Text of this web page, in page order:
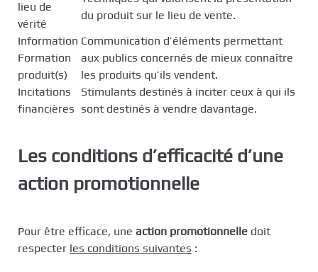
lieu de
vérité
du produit sur le lieu de vente.
Information
Formation
produit(s)
Communication d’éléments permettant
aux publics concernés de mieux connaître
les produits qu’ils vendent.
Incitations
financières
Stimulants destinés à inciter ceux à qui ils
sont destinés à vendre davantage.
Les conditions d’efficacité d’une
action promotionnelle
Pour être efficace, une action promotionnelle doit
respecter les conditions suivantes :